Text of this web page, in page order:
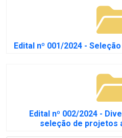
Edital nº 001/2024 -
Edital nº 002/2024 -
seleção de projetos